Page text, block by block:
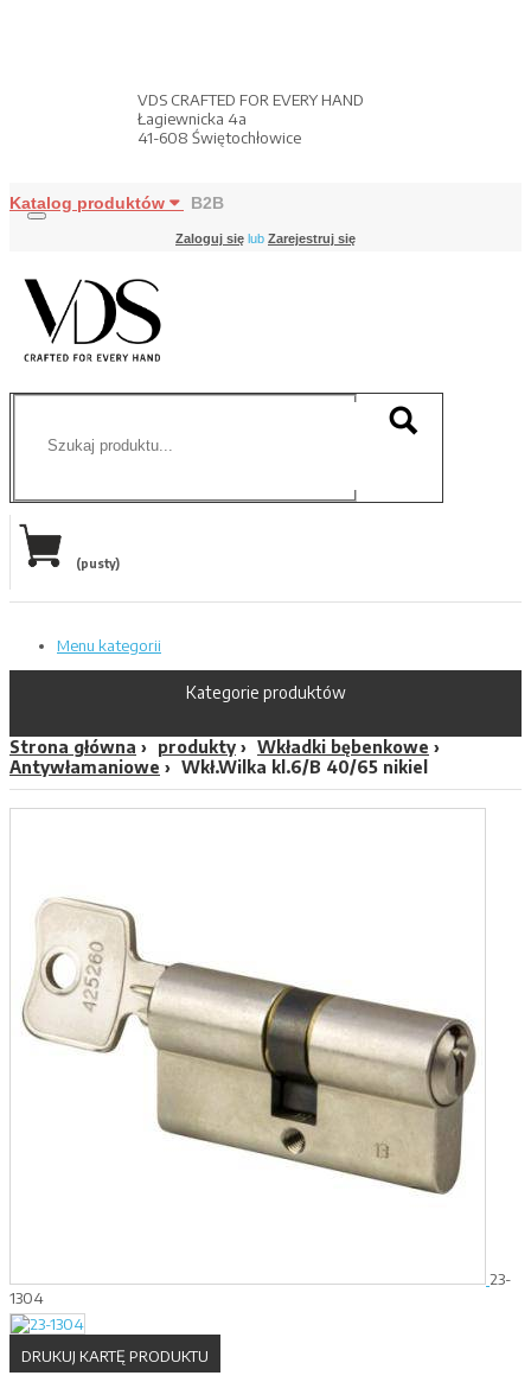
VDS CRAFTED FOR EVERY HAND
Łagiewnicka 4a
41-608 Świętochłowice
Katalog produktów B2B
Zaloguj się lub Zarejestruj się
(pusty)
Menu kategorii
Kategorie produktów
Strona główna produkty
Wkładki bębenkowe
Antywłamaniowe
Wkł.Wilka kl.6/B 40/65 nikiel
23-
1304
DRUKUJ KARTĘ PRODUKTU